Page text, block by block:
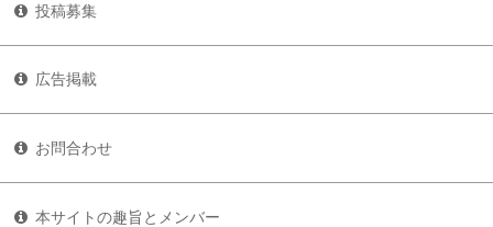
投稿募集
広告掲載
お問合わせ
本サイトの趣旨とメンバー